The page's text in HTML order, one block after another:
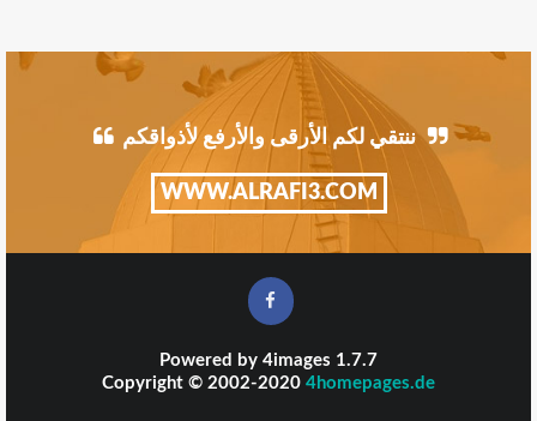
ننتقي لكم الأرقى والأرفع لأذواقكم
WWW.ALRAFI3.COM
Powered by 4images 1.7.7
Copyright © 2002-2020 4homepages.de